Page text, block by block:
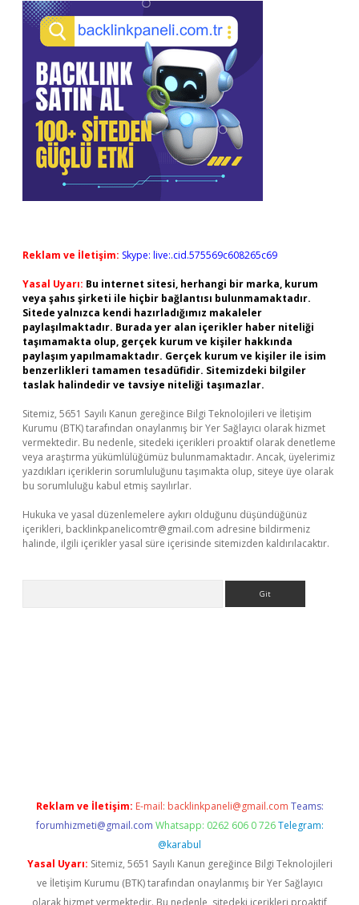
Reklam ve İletişim: Skype: live:.cid.575569c608265c69
Yasal Uyarı: Bu internet sitesi, herhangi bir marka, kurum
veya şahıs şirketi ile hiçbir bağlantısı bulunmamaktadır.
Sitede yalnızca kendi hazırladığımız makaleler
paylaşılmaktadır. Burada yer alan içerikler haber niteliği
taşımamakta olup, gerçek kurum ve kişiler hakkında
paylaşım yapılmamaktadır. Gerçek kurum ve kişiler ile isim
benzerlikleri tamamen tesadüfidir. Sitemizdeki bilgiler
taslak halindedir ve tavsiye niteliği taşımazlar.
Sitemiz, 5651 Sayılı Kanun gereğince Bilgi Teknolojileri ve İletişim
Kurumu (BTK) tarafından onaylanmış bir Yer Sağlayıcı olarak hizmet
vermektedir. Bu nedenle, sitedeki içerikleri proaktif olarak denetleme
veya araştırma yükümlülüğümüz bulunmamaktadır. Ancak, üyelerimiz
yazdıkları içeriklerin sorumluluğunu taşımakta olup, siteye üye olarak
bu sorumluluğu kabul etmiş sayılırlar.
Hukuka ve yasal düzenlemelere aykırı olduğunu düşündüğünüz
içerikleri, backlinkpanelicomtr@gmail.com adresine bildirmeniz
halinde, ilgili içerikler yasal süre içerisinde sitemizden kaldırılacaktır.
Reklam ve İletişim: E-mail: backlinkpaneli@gmail.com Teams:
forumhizmeti@gmail.com Whatsapp: 0262 606 0 726 Telegram:
@karabul
Yasal Uyarı: Sitemiz, 5651 Sayılı Kanun gereğince Bilgi Teknolojileri
ve İletişim Kurumu (BTK) tarafından onaylanmış bir Yer Sağlayıcı
olarak hizmet vermektedir. Bu nedenle, sitedeki içerikleri proaktif